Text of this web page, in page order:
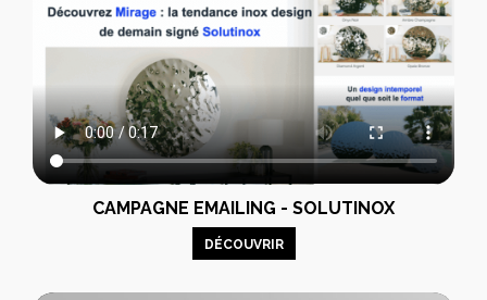
CAMPAGNE EMAILING - SOLUTINOX
DÉCOUVRIR